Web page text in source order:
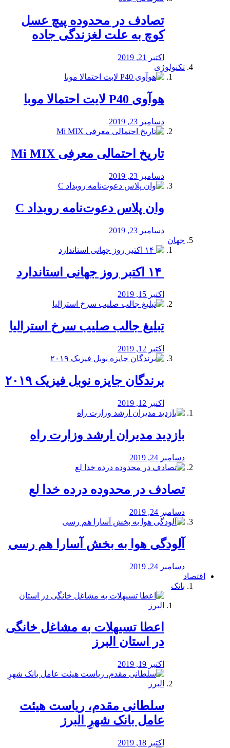
تصادف در محدوده پیچ عسل
کوچ به علت لغزندگی جاده
اکتبر 21, 2019
تکنولوژی
هوآوی P40 لایت احتمالا موبا
دسامبر 23, 2019
تاریخ احتمالی معرفی Mi MIX
دسامبر 23, 2019
وان پلاس دعوت‌نامه رویداد C
دسامبر 23, 2019
جهان
اکتبر 15, 2019
تبلیغ جالب صلیب سرخ استرالیا
اکتبر 12, 2019
برندگان جایزه نوبل فیزیک ۲۰۱۹
اکتبر 12, 2019
بازدید مدیران ارشد وزارت راه
دسامبر 24, 2019
تصادف در محدوده درده خدا لع
دسامبر 24, 2019
آلودگی هوا به بخش آسارا هم رسی
دسامبر 24, 2019
اقتصاد
بانک
️اعطا تسیهلات به مشاغل خانگی
در استان البرز
اکتبر 19, 2019
سلطانی مقدم، ریاست هیئت
عامل بانک شهرِ البرز
اکتبر 18, 2019